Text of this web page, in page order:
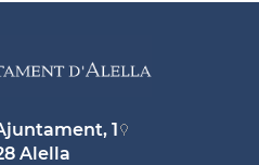
1
Alella